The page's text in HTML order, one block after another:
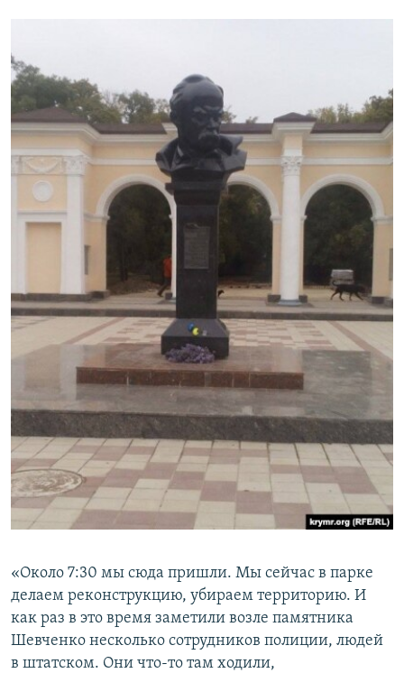
«Около 7:30 мы сюда пришли. Мы сейчас в парке
делаем реконструкцию, убираем территорию. И
как раз в это время заметили возле памятника
Шевченко несколько сотрудников полиции, людей
в штатском. Они что-то там ходили,